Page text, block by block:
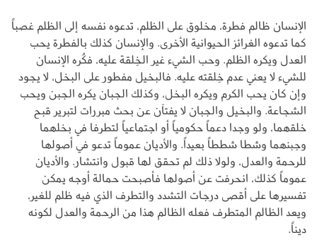
الإنسان ظالم فطرة، مخلوق على الظلم، تدعوه نفسه إلى الظلم غصباً
كما تدعوه الغرائز الحيوانية الأخرى. والإنسان كذلك بالفطرة يحب
العدل ويكره الظلم. وحب الشيء غير الخِلقة عليه، فكُره الإنسان
للشيء لا يعني عدم خِلقته عليه. فالبخيل مفطور على البخل، لا يجود
وإن كان يحب الكرم ويكره البخل، وكذلك الجبان يكره الجبن ويحب
الشجاعة. والبخيل والجبان لا يفتآن عن بحث مبررات لتبرير قبح
خلقهما، ولو وجدا دعماً حكومياً أو اجتماعياً لتطرفا في بخلهما
وجبنهما وشطا شططاً بعيداً. والأديان عموماً تدعو في أصولها
للرحمة والعدل، ولولا ذلك لم تحقق لها قبول وانتشار. والأديان
عموماً كذلك، انحرفت عن أصولها فأصبحت حمالة أوجه يمكن
تفسيرها على أقصى درجات التشدد والتطرف الذي فيه ظلم للغير،
ويعد الظالم المتطرف فعله الظالم هذا من الرحمة والعدل لكونه
ديناً.